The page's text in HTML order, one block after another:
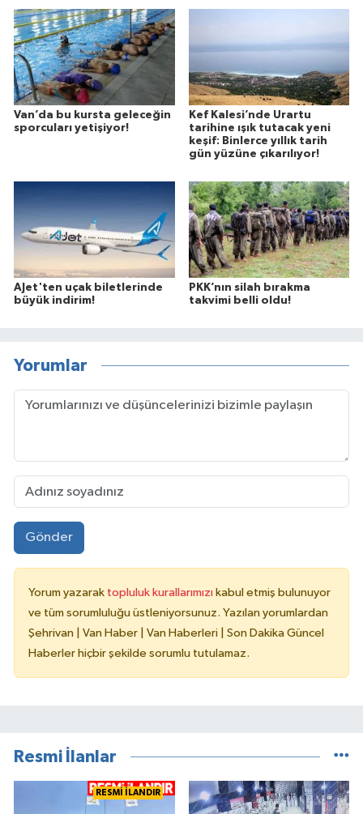
Van’da bu kursta geleceğin
sporcuları yetişiyor!
Kef Kalesi’nde Urartu
tarihine ışık tutacak yeni
keşif: Binlerce yıllık tarih
gün yüzüne çıkarılıyor!
AJet'ten uçak biletlerinde
büyük indirim!
PKK’nın silah bırakma
takvimi belli oldu!
Yorumlar
Gönder
Yorum yazarak topluluk kurallarımızı kabul etmiş bulunuyor
ve tüm sorumluluğu üstleniyorsunuz. Yazılan yorumlardan
Şehrivan | Van Haber | Van Haberleri | Son Dakika Güncel
Haberler hiçbir şekilde sorumlu tutulamaz.
Resmi İlanlar
RESMİ İLANDIR